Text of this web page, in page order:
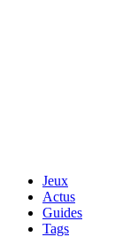
Jeux
Actus
Guides
Tags